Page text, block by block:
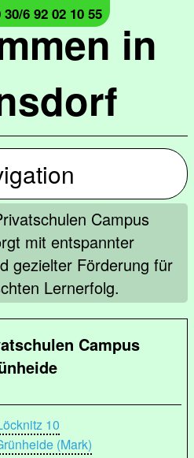
in
6 92 02 10 55
Campus
mit entspannter
gezielter Förderung für
Lernerfolg.
Campus
10
(Mark)